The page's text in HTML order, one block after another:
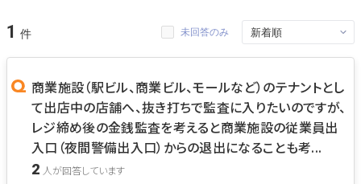
1 未回答のみ
商業施設（駅ビル、商業ビル、モールなど）のテナントとし
て出店中の店舗へ、抜き打ちで監査に入りたいのですが、
レジ締め後の金銭監査を考えると商業施設の従業員出
入口（夜間警備出入口）からの退出になることも考...
2